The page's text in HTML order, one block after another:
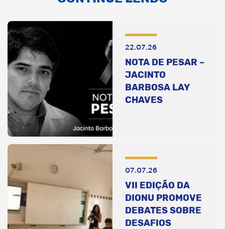
22.07.26
NOTA DE PESAR –
JACINTO
BARBOSA LAY
CHAVES
07.07.26
VII EDIÇÃO DA
DIONU PROMOVE
DEBATES SOBRE
DESAFIOS